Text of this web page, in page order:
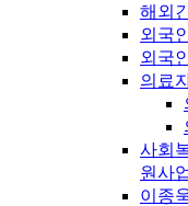
해외
외국
외국
의료
사회
원사
이종